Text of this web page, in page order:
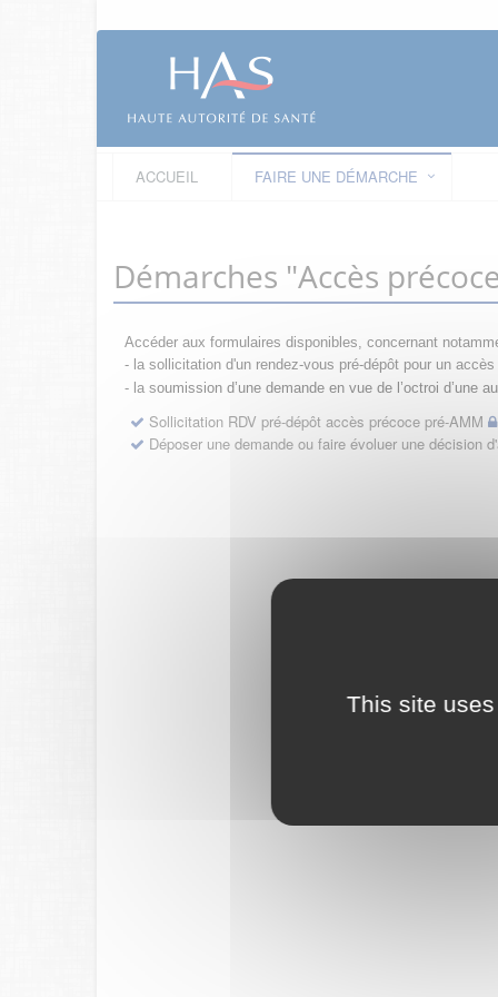
This site
ACCUEIL FAIRE UNE DÉMARCHE
Démarches "Accès
Accéder aux formulaires disponibles, concernant
- la sollicitation d'un rendez-vous pré-dépôt pour un
- la soumission d’une demande en vue de l’octroi d’une
Sollicitation RDV pré-dépôt accès précoce pré-AMM
Déposer une demande ou faire évoluer une décision